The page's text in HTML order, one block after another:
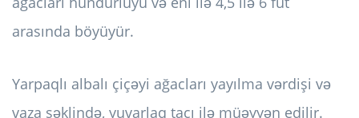
arasında böyüyür.
Yarpaqlı albalı çiçəyi ağacları yayılma vərdişi və
vaza şəklində, yuvarlaq tacı ilə müəyyən edilir.